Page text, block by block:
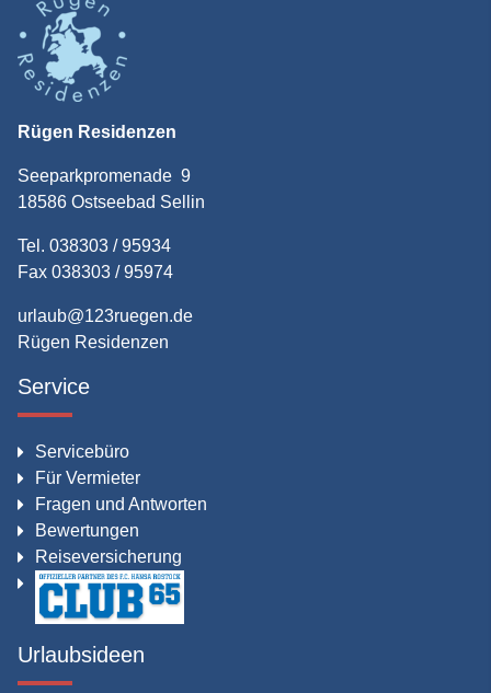
Rügen Residenzen
Seeparkpromenade 9
18586 Ostseebad Sellin
Tel. 038303 / 95934
Fax 038303 / 95974
urlaub@123ruegen.de
Rügen Residenzen
Service
Servicebüro
Für Vermieter
Fragen und Antworten
Bewertungen
Reiseversicherung
Urlaubsideen